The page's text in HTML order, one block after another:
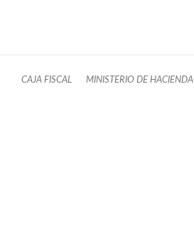
CAJA FISCAL MINISTERIO DE HACIENDA